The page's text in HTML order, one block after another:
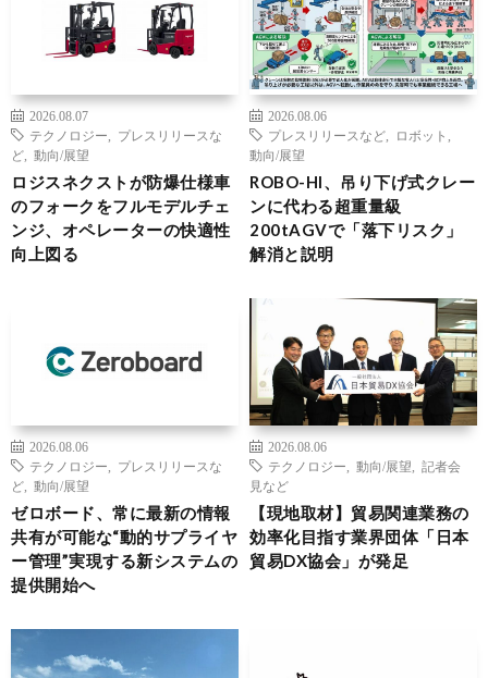
2026.08.07
テクノロジー
プレスリリースな
ど
動向/展望
ロジスネクストが防爆仕様車
のフォークをフルモデルチェ
ンジ、オペレーターの快適性
向上図る
2026.08.06
プレスリリースなど
ロボット
動向/展望
ROBO-HI、吊り下げ式クレー
ンに代わる超重量級
200tAGVで「落下リスク」
解消と説明
2026.08.06
テクノロジー
プレスリリースな
ど
動向/展望
ゼロボード、常に最新の情報
共有が可能な“動的サプライヤ
ー管理”実現する新システムの
提供開始へ
2026.08.06
テクノロジー
動向/展望
記者会
見など
【現地取材】貿易関連業務の
効率化目指す業界団体「日本
貿易DX協会」が発足